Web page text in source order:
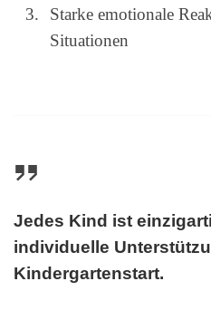
Starke emotionale
Situationen
Jedes Kind ist
individuelle
Kindergartenstart.